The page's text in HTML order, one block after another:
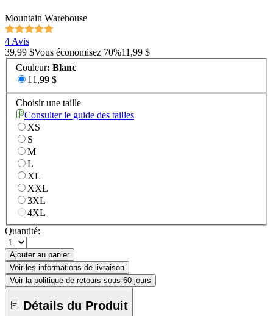
Mountain Warehouse
4 Avis
39,99 $Vous économisez 70%11,99 $
Couleur: Blanc
11,99 $
Choisir une taille
Consulter le guide des tailles
XS
S
M
L
XL
XXL
3XL
4XL
Quantité:
Ajouter au panier
Voir les informations de livraison
Voir la politique de retours sous 60 jours
Détails du Produit